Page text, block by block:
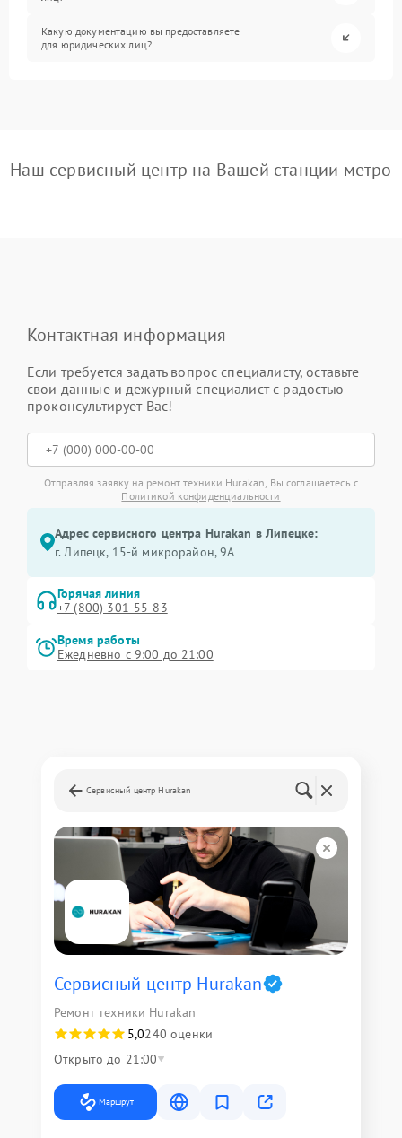
Какую документацию вы предоставляете
для юридических лиц?
Наш сервисный центр на Вашей станции метро
Контактная информация
Если требуется задать вопрос специалисту, оставьте
свои данные и дежурный специалист с радостью
проконсультирует Вас!
Отправляя заявку на ремонт техники Hurakan, Вы соглашаетесь с
Политикой конфиденциальности
Адрес сервисного центра Hurakan в Липецке:
г. Липецк, 15-й микрорайон, 9А
Горячая линия
+7 (800) 301-55-83
Время работы
Ежедневно с 9:00 до 21:00
Сервисный центр Hurakan
Сервисный центр Hurakan
Ремонт техники Hurakan
5,0240 оценки
Открыто до 21:00
Маршрут